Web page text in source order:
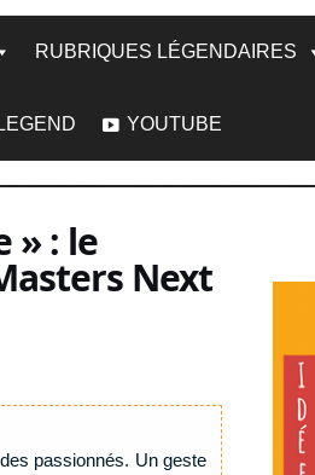
RUBRIQUES LÉGENDAIRES
YOUTUBE
» : le
Next
passionnés. Un geste